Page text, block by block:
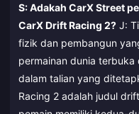
S: Adakah CarX Street
CarX Drift Racing 2? J:
fizik dan pembangun
permainan dunia
dalam talian yang
Racing 2 adalah judul